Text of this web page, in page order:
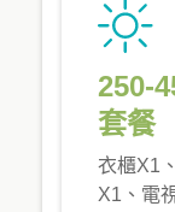
250-
套餐
衣櫃X1
X1、電